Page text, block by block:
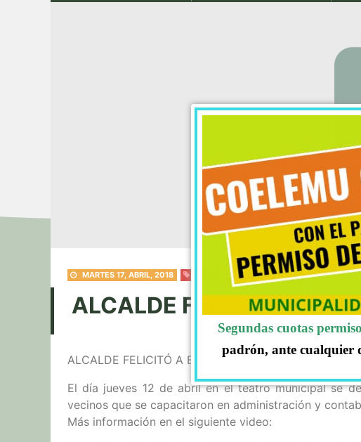
MARTES 17, ABRIL, 2018 NOTICIAS
ALCALDE FELICITÓ A
ALCALDE FELICITÓ A BENEFICIARIOS DEL PROGRAMA
El día jueves 12 de abril en el teatro municipal se
vecinos que se capacitaron en administración y
Más información en el siguiente video:
Segundas cuotas
padrón, ante cualquier